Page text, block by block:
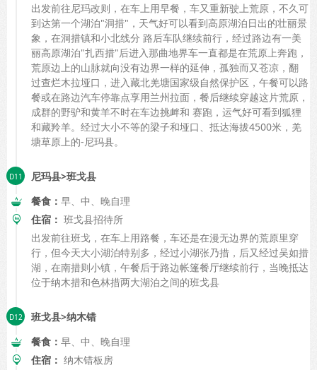
出发前往尼玛改则，在车上用早餐，车又重新驶上荒原，不久可
到达第一个湖泊"洞措"，天气好可以看到高原湖泊日出的壮丽景
象，在洞措镇和小北线分 路后车队继续前行，经过路边有一美
丽高原湖泊"扎西措"后进入那曲地界车一直都是在荒原上奔跑，
荒原边上的山脉就向没有边界一样的延伸，孤独而又苍凉，翻
过查烂木拉垭口，进入藏北羌塘国家级自然保护区，午餐可以路
餐或在路边汽车停靠点享用兰州拉面，餐后继续穿越这片荒原，
成群的野驴和黄羊不时在车边挑衅和 赛跑，运气好可看到狐狸
和藏羚羊。经过大小不等的梁子和垭口、抵达海拔4500米，羌
塘草原上的-尼玛县。
尼玛县>班戈县
餐食： 早、中、晚自理
住宿： 班戈县招待所
出发前往班戈，在车上用路餐，车还是在漫无边界的荒原里穿
行，但今天大小湖泊特别多，经过小湖张乃措，后又经过吴如措
湖，在南措则小镇，午餐后于路边帐篷餐厅继续前行，当晚抵达
位于纳木措和色林措两大湖泊之间的班戈县
班戈县>纳木错
餐食： 早、中、晚自理
住宿： 纳木错板房